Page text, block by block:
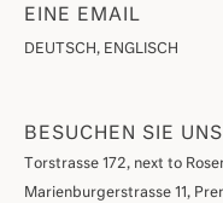
EINE EMAIL
DEUTSCH, ENGLISCH
BESUCHEN SIE
Torstrasse 172, next to
Marienburgerstrasse 11,